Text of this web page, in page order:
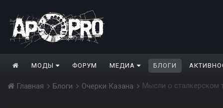
МОДЫ ФОРУМ МЕДИА БЛОГИ
Главная Блоги Очерки Казана Мысли о сталкерском